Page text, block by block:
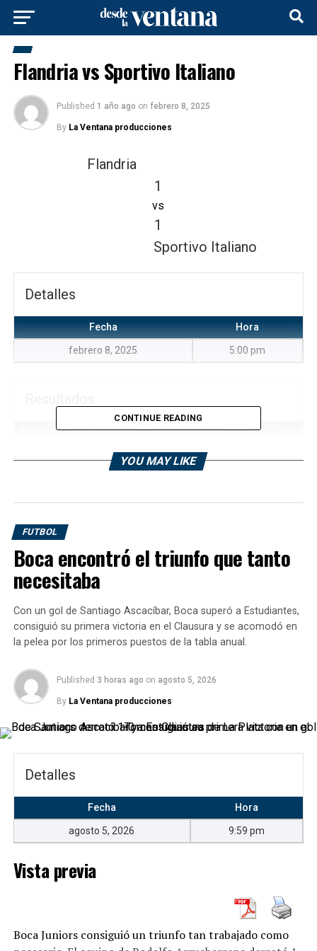
Flandria vs Sportivo Italiano
Published 1 año ago on febrero 8, 2025
By La Ventana producciones
Flandria
1
vs
1
Sportivo Italiano
Detalles
Fecha Hora
febrero 8, 2025 5:00 pm
Primera Etapa Segunda Etapa Goles
—
Flandria
Recinto
contributors
Estadio Carlos V, Julio Steverlinck, Pueblo Nuevo,
CONTINUE READING
YOU MAY LIKE
FUTBOL
Boca encontró el triunfo que tanto
necesitaba
Con un gol de Santiago Ascacíbar, Boca superó a Estudiantes,
consiguió su primera victoria en el Clausura y se acomodó en
la pelea por los primeros puestos de la tabla anual.
Published 3 horas ago on agosto 5, 2026
By La Ventana producciones
Detalles
Fecha Hora
agosto 5, 2026 9:59 pm
Vista previa
Boca Juniors consiguió un triunfo tan trabajado como